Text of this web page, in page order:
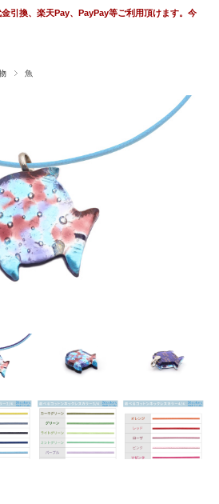
引換、楽天Pay、PayPay等ご利用頂けます。今
魚